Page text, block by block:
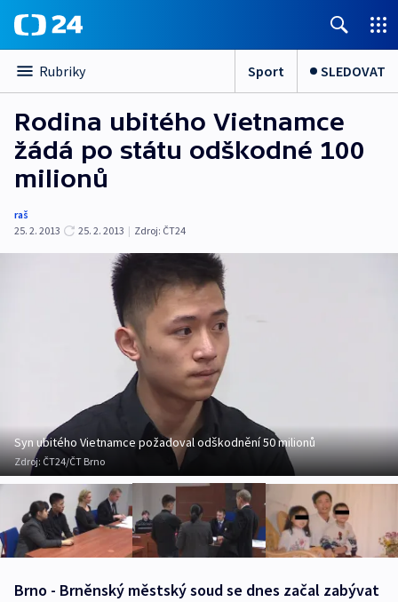
Rubriky Sport SLEDOVAT
Rodina ubitého Vietnamce
žádá po státu odškodné 100
milionů
raš
25. 2. 2013
25. 2. 2013 | Zdroj: ČT24
Syn ubitého Vietnamce požadoval odškodnění 50 milionů
Zdroj: ČT24/ČT Brno
Brno - Brněnský městský soud se dnes začal zabývat